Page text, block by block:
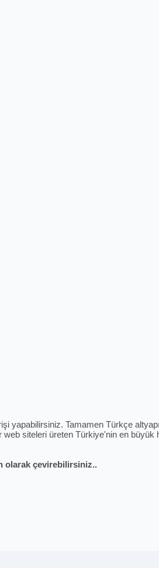
yapabilirsiniz. Tamamen Türkçe
web siteleri üreten Türkiye'nin en büyük
olarak çevirebilirsiniz..